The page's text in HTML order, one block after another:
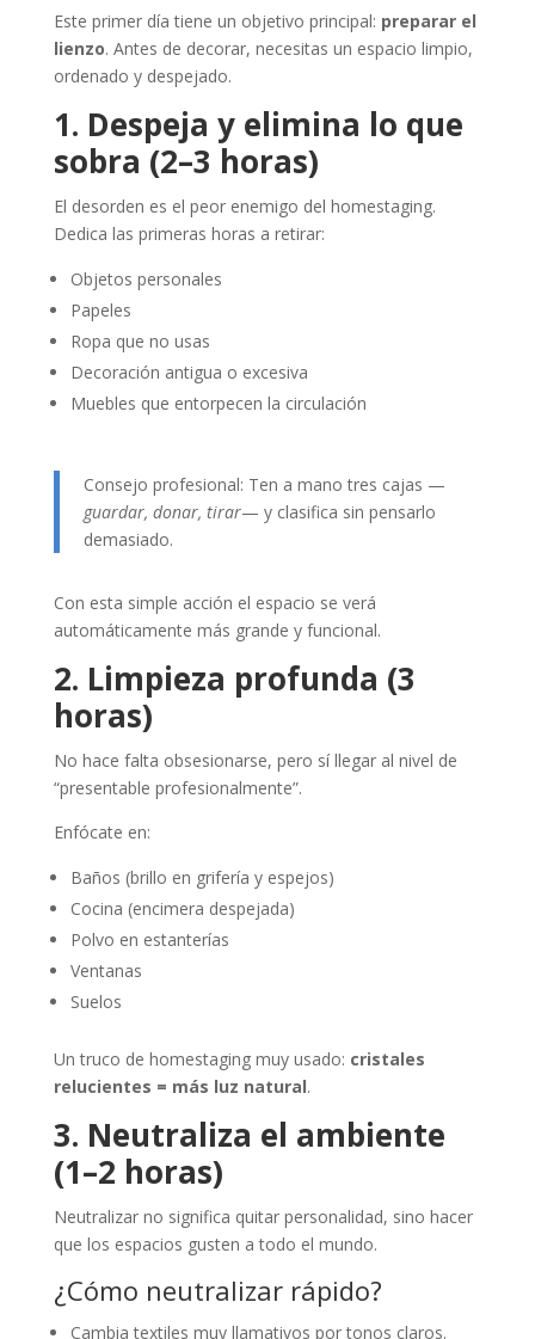
Este primer día tiene un objetivo principal: preparar el
lienzo. Antes de decorar, necesitas un espacio limpio,
ordenado y despejado.
1. Despeja y elimina lo que
sobra (2–3 horas)
El desorden es el peor enemigo del homestaging.
Dedica las primeras horas a retirar:
Objetos personales
Papeles
Ropa que no usas
Decoración antigua o excesiva
Muebles que entorpecen la circulación
Consejo profesional: Ten a mano tres cajas —
guardar, donar, tirar— y clasifica sin pensarlo
demasiado.
Con esta simple acción el espacio se verá
automáticamente más grande y funcional.
2. Limpieza profunda (3
horas)
No hace falta obsesionarse, pero sí llegar al nivel de
“presentable profesionalmente”.
Enfócate en:
Baños (brillo en grifería y espejos)
Cocina (encimera despejada)
Polvo en estanterías
Ventanas
Suelos
Un truco de homestaging muy usado: cristales
relucientes = más luz natural.
3. Neutraliza el ambiente
(1–2 horas)
Neutralizar no significa quitar personalidad, sino hacer
que los espacios gusten a todo el mundo.
¿Cómo neutralizar rápido?
Cambia textiles muy llamativos por tonos claros.